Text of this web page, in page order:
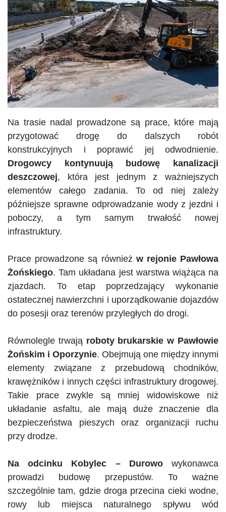
Na trasie nadal prowadzone są prace, które mają
przygotować drogę do dalszych robót
konstrukcyjnych i poprawić jej odwodnienie.
Drogowcy kontynuują budowę kanalizacji
deszczowej, która jest jednym z ważniejszych
elementów całego zadania. To od niej zależy
późniejsze sprawne odprowadzanie wody z jezdni i
poboczy, a tym samym trwałość nowej
infrastruktury.
Prace prowadzone są również w rejonie Pawłowa
Żońskiego. Tam układana jest warstwa wiążąca na
zjazdach. To etap poprzedzający wykonanie
ostatecznej nawierzchni i uporządkowanie dojazdów
do posesji oraz terenów przyległych do drogi.
Równolegle trwają roboty brukarskie w Pawłowie
Żońskim i Oporzynie. Obejmują one między innymi
elementy związane z przebudową chodników,
krawężników i innych części infrastruktury drogowej.
Takie prace zwykle są mniej widowiskowe niż
układanie asfaltu, ale mają duże znaczenie dla
bezpieczeństwa pieszych oraz organizacji ruchu
przy drodze.
Na odcinku Kobylec – Durowowykonawca
prowadzi budowę przepustów. To ważne
szczególnie tam, gdzie droga przecina cieki wodne,
rowy lub miejsca naturalnego spływu wód